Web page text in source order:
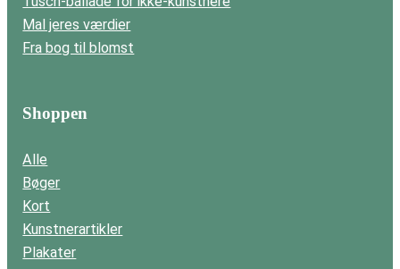
Mal jeres værdier
Fra bog til blomst
Shoppen
Alle
Bøger
Kort
Kunstnerartikler
Plakater